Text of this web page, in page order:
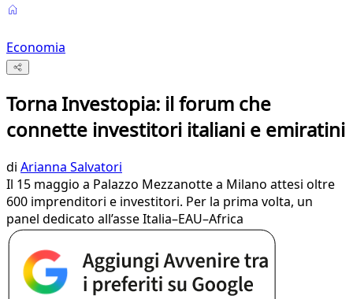
Economia
Torna Investopia: il forum che
connette investitori italiani e emiratini
di Arianna Salvatori
Il 15 maggio a Palazzo Mezzanotte a Milano attesi oltre
600 imprenditori e investitori. Per la prima volta, un
panel dedicato all’asse Italia–EAU–Africa